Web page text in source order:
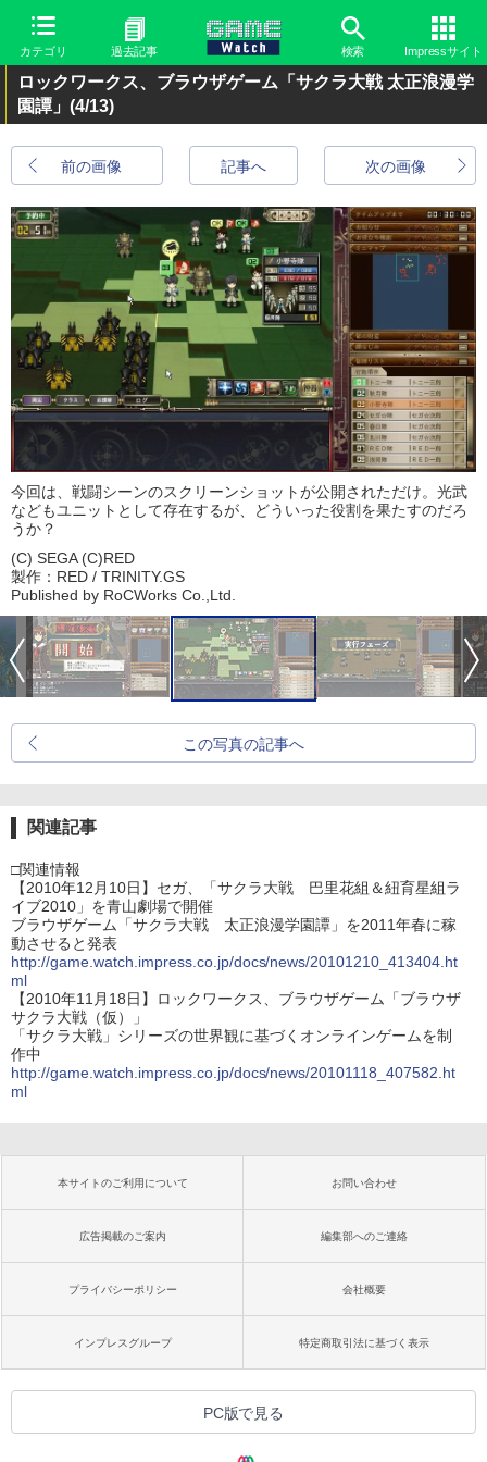
カテゴリ 過去記事 検索 Impressサイト
ロックワークス、ブラウザゲーム「サクラ大戦 太正浪漫学
園譚」 (4/13)
前の画像 次の画像
記事へ
今回は、戦闘シーンのスクリーンショットが公開されただけ。光武
などもユニットとして存在するが、どういった役割を果たすのだろ
うか？
(C) SEGA (C)RED
製作：RED / TRINITY.GS
Published by RoCWorks Co.,Ltd.
この写真の記事へ
関連記事
□関連情報
【2010年12月10日】セガ、「サクラ大戦 巴里花組＆紐育星組ラ
イブ2010」を青山劇場で開催
ブラウザゲーム「サクラ大戦 太正浪漫学園譚」を2011年春に稼
動させると発表
http://game.watch.impress.co.jp/docs/news/20101210_413404.ht
ml
【2010年11月18日】ロックワークス、ブラウザゲーム「ブラウザ
サクラ大戦（仮）」
「サクラ大戦」シリーズの世界観に基づくオンラインゲームを制
作中
http://game.watch.impress.co.jp/docs/news/20101118_407582.ht
ml
本サイトのご利用について お問い合わせ
広告掲載のご案内 編集部へのご連絡
プライバシーポリシー 会社概要
インプレスグループ 特定商取引法に基づく表示
PC版で見る